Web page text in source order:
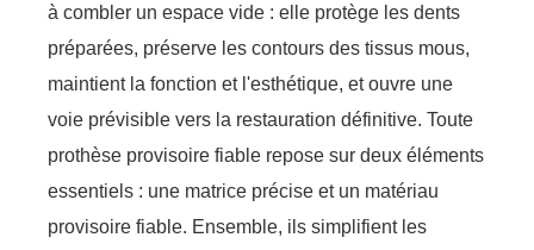
à combler un espace vide : elle protège les dents
préparées, préserve les contours des tissus mous,
maintient la fonction et l'esthétique, et ouvre une
voie prévisible vers la restauration définitive. Toute
prothèse provisoire fiable repose sur deux éléments
essentiels : une matrice précise et un matériau
provisoire fiable. Ensemble, ils simplifient les